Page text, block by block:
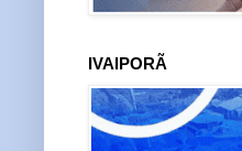
IVAIPORÃ